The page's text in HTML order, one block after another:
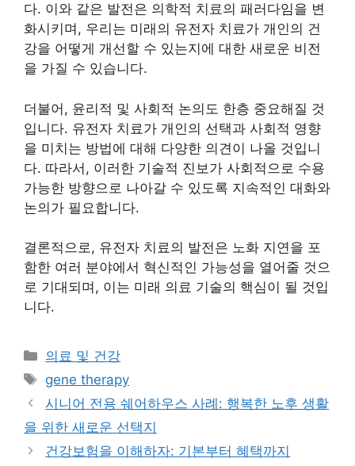
다. 이와 같은 발전은 의학적 치료의 패러다임을 변
화시키며, 우리는 미래의 유전자 치료가 개인의 건
강을 어떻게 개선할 수 있는지에 대한 새로운 비전
을 가질 수 있습니다.
더불어, 윤리적 및 사회적 논의도 한층 중요해질 것
입니다. 유전자 치료가 개인의 선택과 사회적 영향
을 미치는 방법에 대해 다양한 의견이 나올 것입니
다. 따라서, 이러한 기술적 진보가 사회적으로 수용
가능한 방향으로 나아갈 수 있도록 지속적인 대화와
논의가 필요합니다.
결론적으로, 유전자 치료의 발전은 노화 지연을 포
함한 여러 분야에서 혁신적인 가능성을 열어줄 것으
로 기대되며, 이는 미래 의료 기술의 핵심이 될 것입
니다.
Categories
의료 및 건강
Tags
gene therapy
시니어 전용 쉐어하우스 사례: 행복한 노후 생활
을 위한 새로운 선택지
건강보험을 이해하자: 기본부터 혜택까지